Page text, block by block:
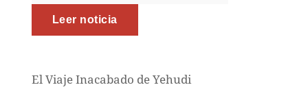
Leer noticia
El Viaje Inacabado de Yehudi